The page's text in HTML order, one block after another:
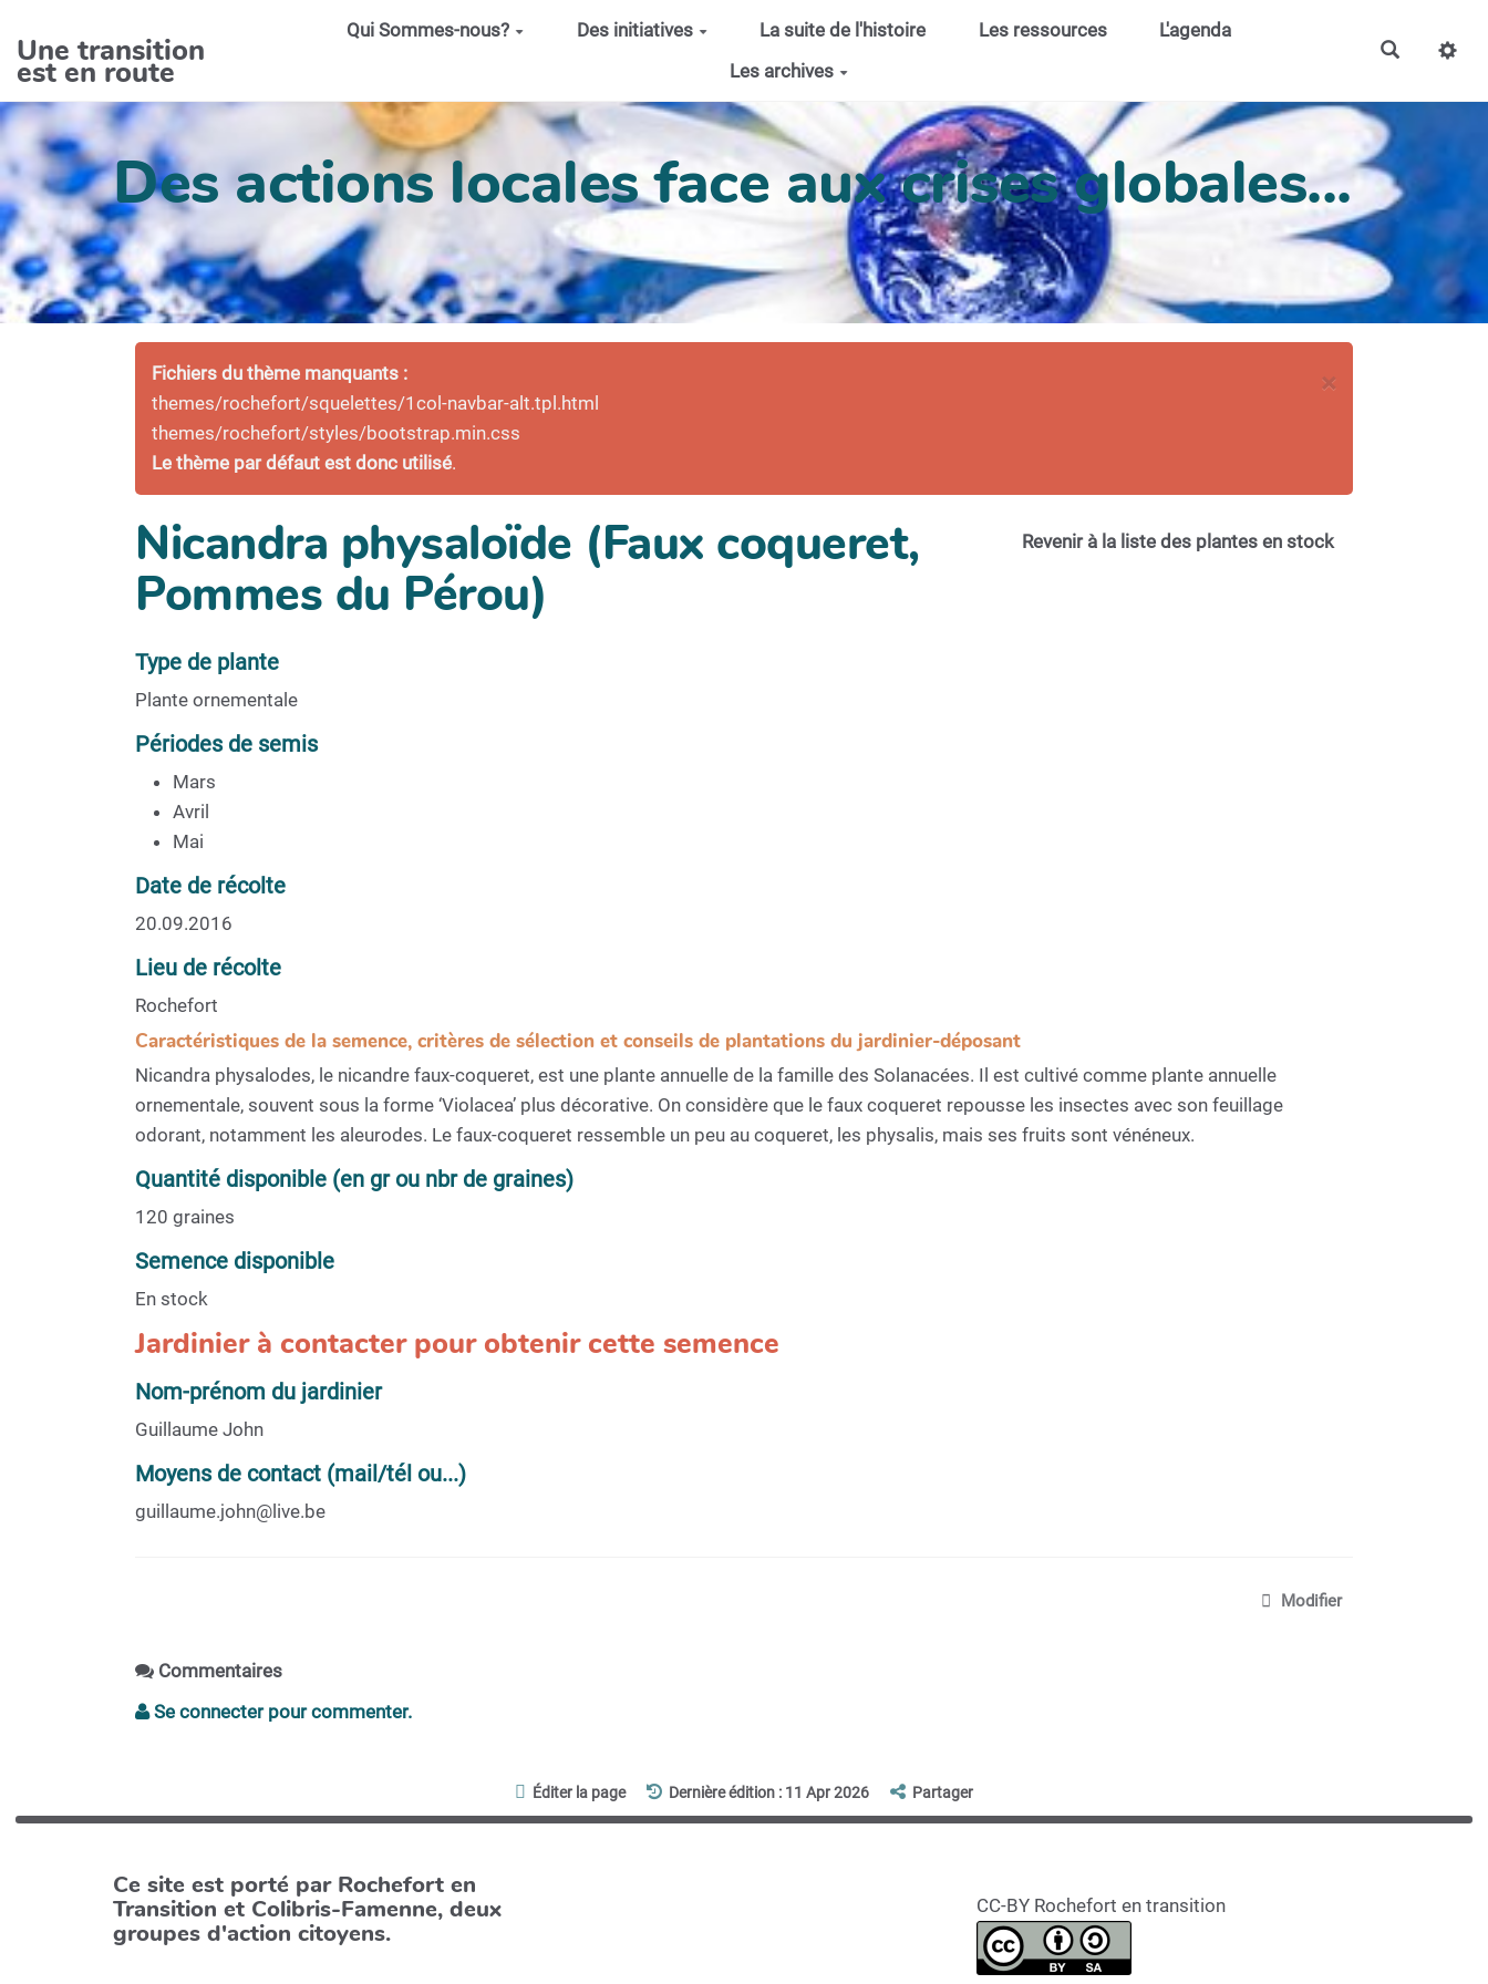
Une transition
est en route
Qui Sommes-nous? Des initiatives La suite de l'histoire Les ressources
L'agenda
Les archives
Des actions locales face aux crises globales...
×
Fichiers du thème manquants :
themes/rochefort/squelettes/1col-navbar-alt.tpl.html
themes/rochefort/styles/bootstrap.min.css
Le thème par défaut est donc utilisé.
Revenir à la liste des plantes en stock
Nicandra physaloïde (Faux coqueret,
Pommes du Pérou)
Type de plante
Plante ornementale
Périodes de semis
Mars
Avril
Mai
Date de récolte
20.09.2016
Lieu de récolte
Rochefort
Caractéristiques de la semence, critères de sélection et conseils de plantations du jardinier-déposant
Nicandra physalodes, le nicandre faux-coqueret, est une plante annuelle de la famille des Solanacées. Il est cultivé comme plante annuelle
ornementale, souvent sous la forme ‘Violacea’ plus décorative. On considère que le faux coqueret repousse les insectes avec son feuillage
odorant, notamment les aleurodes. Le faux-coqueret ressemble un peu au coqueret, les physalis, mais ses fruits sont vénéneux.
Quantité disponible (en gr ou nbr de graines)
120 graines
Semence disponible
En stock
Jardinier à contacter pour obtenir cette semence
Nom-prénom du jardinier
Guillaume John
Moyens de contact (mail/tél ou...)
guillaume.john@live.be
Modifier
Commentaires
Se connecter pour commenter.
Éditer la page Dernière édition : 11 Apr 2026 Partager
Ce site est porté par Rochefort en
Transition et Colibris-Famenne, deux
groupes d'action citoyens.
CC-BY Rochefort en transition